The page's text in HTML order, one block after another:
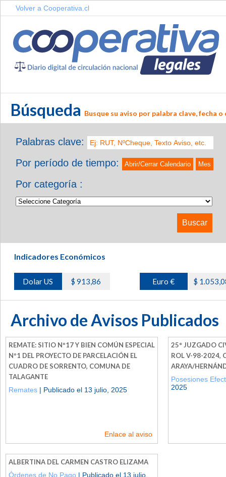
Volver a Cooperativa.cl
Búsqueda Busque su aviso por palabra clave, fecha
Palabras clave:
Por período de tiempo:
Abrir/Cerrar Calendario Mes
Por categoría :
Indicadores Económicos
Dolar US $ 913,86 Euro € $
Archivo de Avisos Publicados
REMATE: SITIO Nº17 Y BIEN COMÚN ESPECIAL
Nº1 DEL PROYECTO DE PARCELACIÓN EL
CUADRO DE SORRENTO, COMUNA DE
TALAGANTE
Remates | Publicado el 13 julio, 2025
Enlace al aviso
25° JUZGADO
ROL V-98-2024,
ARAYA/
Posesiones
2025
ALBERTINA DEL CARMEN CASTRO ELIZAMA
Órdenes de No Pago | Publicado el 13 julio,